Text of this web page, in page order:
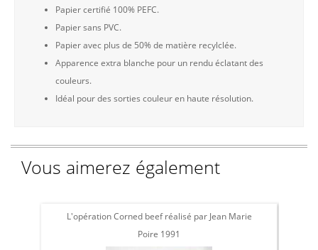
Papier certifié 100% PEFC.
Papier sans PVC.
Papier avec plus de 50% de matière recylclée.
Apparence extra blanche pour un rendu éclatant des
couleurs.
Idéal pour des sorties couleur en haute résolution.
Vous aimerez également
L'opération Corned beef réalisé par Jean Marie
Poire 1991